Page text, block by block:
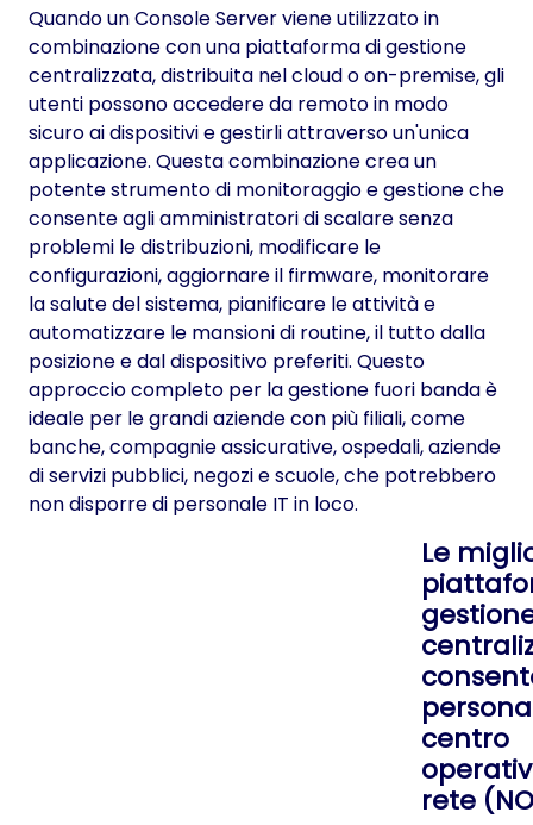
Quando un Console Server viene utilizzato in
combinazione con una piattaforma di gestione
centralizzata, distribuita nel cloud o on-premise, gli
utenti possono accedere da remoto in modo
sicuro ai dispositivi e gestirli attraverso un'unica
applicazione. Questa combinazione crea un
potente strumento di monitoraggio e gestione che
consente agli amministratori di scalare senza
problemi le distribuzioni, modificare le
configurazioni, aggiornare il firmware, monitorare
la salute del sistema, pianificare le attività e
automatizzare le mansioni di routine, il tutto dalla
posizione e dal dispositivo preferiti. Questo
approccio completo per la gestione fuori banda è
ideale per le grandi aziende con più filiali, come
banche, compagnie assicurative, ospedali, aziende
di servizi pubblici, negozi e scuole, che potrebbero
non disporre di personale IT in loco.
Le
centro
rete